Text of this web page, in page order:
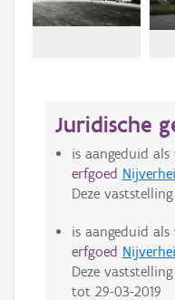
Juridische
is aangeduid als
erfgoed
Deze vaststelling
is aangeduid als
erfgoed
Deze vaststelling
tot 29-03-2019